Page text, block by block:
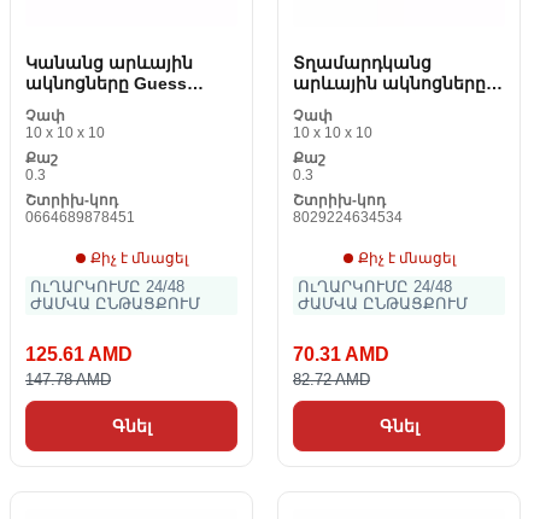
Կանանց արևային
ակնոցները Guess
Չափ
10 x 10 x 10
Քաշ
0.3
Շտրիխ-կոդ
0664689878451
Քիչ է մնացել
ՈւՂԱՐԿՈՒՄԸ 24/48
ԺԱՄՎԱ ԸՆԹԱՑՔՈՒՄ
125.61 AMD
147.78 AMD
Գնել
Տղամարդկանց
արևային ակնոցները
mm
Չափ
10 x 10 x 10
Քաշ
0.3
Շտրիխ-կոդ
8029224634534
Քիչ է մնացել
ՈւՂԱՐԿՈՒՄԸ 24/48
ԺԱՄՎԱ ԸՆԹԱՑՔՈՒՄ
70.31 AMD
82.72 AMD
Գնել